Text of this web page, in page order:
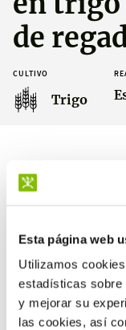
Esta página web
Utilizamos
estadísticas sobre
y mejorar su
las cookies, así
de
CULTIVO
Trigo
de